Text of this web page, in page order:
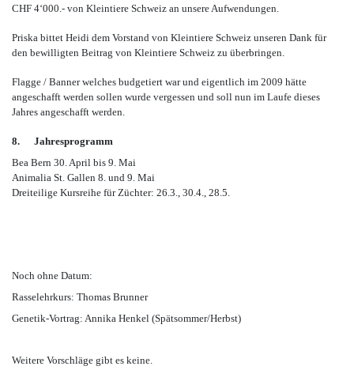
CHF 4‘000.- von Kleintiere Schweiz an unsere Aufwendungen.
Priska bittet Heidi dem Vorstand von Kleintiere Schweiz unseren Dank für
den bewilligten Beitrag von Kleintiere Schweiz zu überbringen.
Flagge / Banner welches budgetiert war und eigentlich im 2009 hätte
angeschafft werden sollen wurde vergessen und soll nun im Laufe dieses
Jahres angeschafft werden.
8.
Jahresprogramm
Bea Bern 30. April bis 9. Mai
Animalia St. Gallen 8. und 9. Mai
Dreiteilige Kursreihe für Züchter: 26.3., 30.4., 28.5.
Noch ohne Datum:
Rasselehrkurs: Thomas Brunner
Genetik-Vortrag: Annika Henkel (Spätsommer/Herbst)
Weitere Vorschläge gibt es keine.